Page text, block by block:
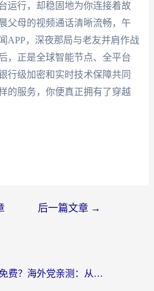
运行，却稳固地为你连接着故
母的视频通话清晰流畅，午
APP，深夜那局与老友并肩作战
，正是全球智能节点、全平台
行级加密和实时技术保障共同
的服务，你便真正拥有了穿越
后一篇文章 →
如何翻墙到中国免费？海外党亲测：从踩坑到选对加速器的全攻略